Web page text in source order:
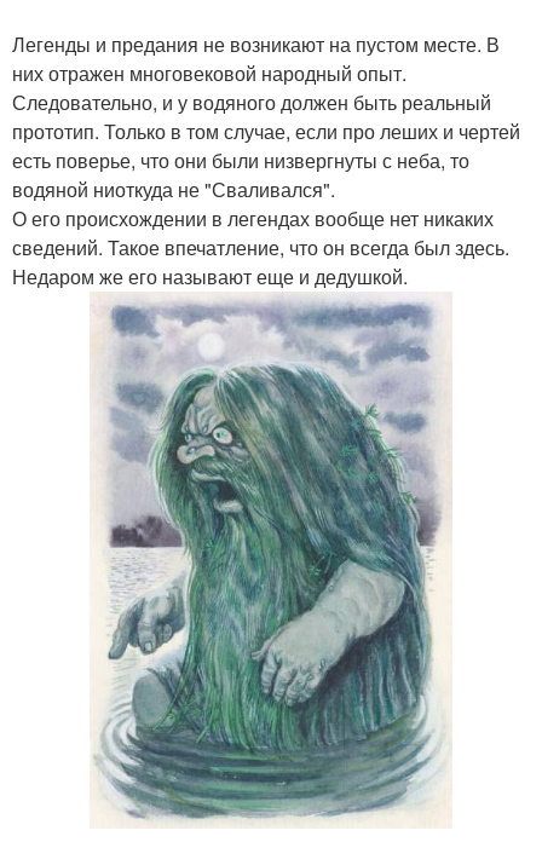
Легенды и предания не возникают на пустом месте. В
них отражен многовековой народный опыт.
Следовательно, и у водяного должен быть реальный
прототип. Только в том случае, если про леших и чертей
есть поверье, что они были низвергнуты с неба, то
водяной ниоткуда не "Сваливался".
О его происхождении в легендах вообще нет никаких
сведений. Такое впечатление, что он всегда был здесь.
Недаром же его называют еще и дедушкой.